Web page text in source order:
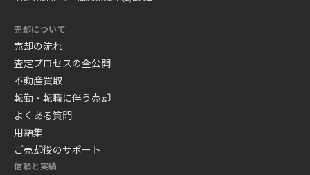
売却について
売却の流れ
査定プロセスの全公開
不動産買取
転勤・転職に伴う売却
よくある質問
用語集
ご売却後のサポート
信頼と実績